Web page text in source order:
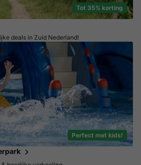
Tot 35% korting
deals in Zuid Nederland!
Perfect met kids!